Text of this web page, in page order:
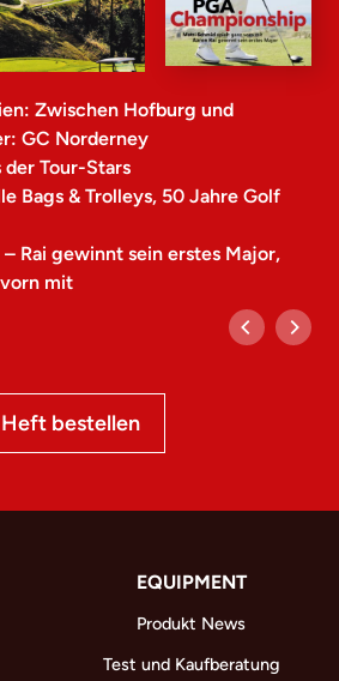
Zwischen Hofburg und
GC Norderney
der Tour-Stars
Bags & Trolleys, 50 Jahre Golf
Rai gewinnt sein erstes Major,
mit
Heft bestellen
EQUIPMENT
Produkt News
Test und Kaufberatung